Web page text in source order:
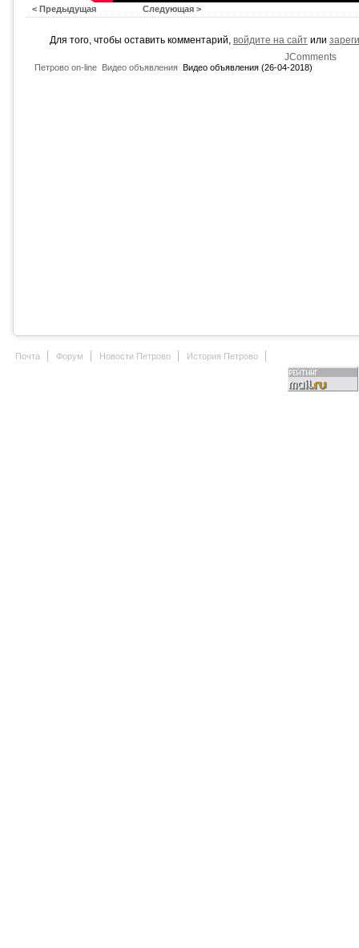
< Предыдущая Следующая >
Для того, чтобы оставить комментарий, войдите на сайт или
JComments
Петрово on-line Видео объявления Видео объявления (26-04-2018)
Почта Форум Новости Петрово История Петрово